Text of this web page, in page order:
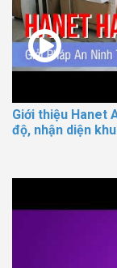
Giới thiệu Hanet
độ, nhận diện